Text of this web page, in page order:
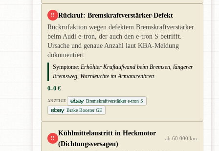
!! Rückruf: Bremskraftverstärker-Defekt
Rückrufaktion wegen defektem Bremskraftverstärker
beim Audi e-tron, der auch den e-tron S betrifft.
Ursache und genaue Anzahl laut KBA-Meldung
dokumentiert.
Symptome: Erhöhter Kraftaufwand beim Bremsen, längerer
Bremsweg, Warnleuchte im Armaturenbrett.
0–0 €
ANZEIGE
Bremskraftverstärker e-tron S
Brake Booster GE
!!
Kühlmittelaustritt in Heckmotor
(Dichtungsversagen)
ab 60.000 km